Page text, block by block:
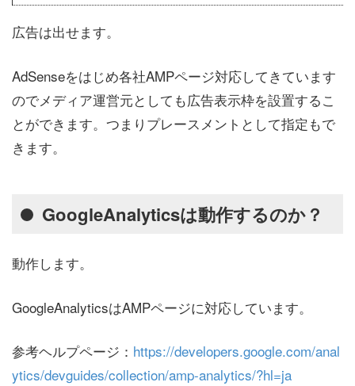
広告は出せます。
AdSenseをはじめ各社AMPページ対応してきています
のでメディア運営元としても広告表示枠を設置するこ
とができます。つまりプレースメントとして指定もで
きます。
GoogleAnalyticsは動作するのか？
動作します。
GoogleAnalyticsはAMPページに対応しています。
参考ヘルプページ： https://developers.google.com/anal
ytics/devguides/collection/amp-analytics/?hl=ja